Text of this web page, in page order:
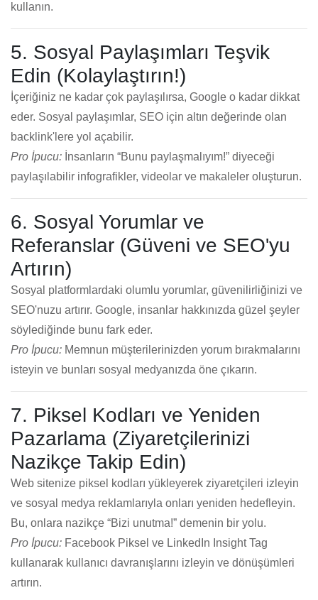
kullanın.
5. Sosyal Paylaşımları Teşvik
Edin (Kolaylaştırın!)
İçeriğiniz ne kadar çok paylaşılırsa, Google o kadar dikkat
eder. Sosyal paylaşımlar, SEO için altın değerinde olan
backlink'lere yol açabilir.
Pro İpucu: İnsanların “Bunu paylaşmalıyım!” diyeceği
paylaşılabilir infografikler, videolar ve makaleler oluşturun.
6. Sosyal Yorumlar ve
Referanslar (Güveni ve SEO'yu
Artırın)
Sosyal platformlardaki olumlu yorumlar, güvenilirliğinizi ve
SEO'nuzu artırır. Google, insanlar hakkınızda güzel şeyler
söylediğinde bunu fark eder.
Pro İpucu: Memnun müşterilerinizden yorum bırakmalarını
isteyin ve bunları sosyal medyanızda öne çıkarın.
7. Piksel Kodları ve Yeniden
Pazarlama (Ziyaretçilerinizi
Nazikçe Takip Edin)
Web sitenize piksel kodları yükleyerek ziyaretçileri izleyin
ve sosyal medya reklamlarıyla onları yeniden hedefleyin.
Bu, onlara nazikçe “Bizi unutma!” demenin bir yolu.
Pro İpucu: Facebook Piksel ve LinkedIn Insight Tag
kullanarak kullanıcı davranışlarını izleyin ve dönüşümleri
artırın.